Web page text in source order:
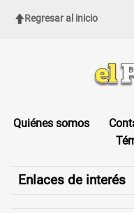
Regresar al inicio
Quiénes somos
Enlaces de interés